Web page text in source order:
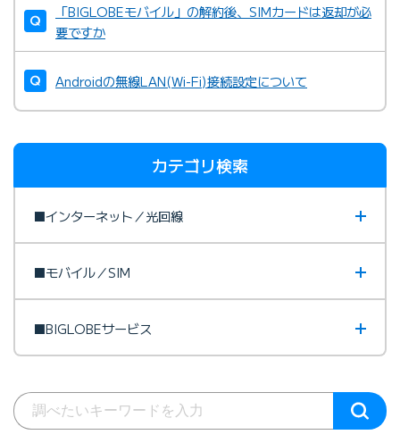
「BIGLOBEモバイル」の解約後、SIMカードは返却が必
要ですか
Androidの無線LAN(Wi-Fi)接続設定について
カテゴリ検索
■インターネット／光回線
■モバイル／SIM
■BIGLOBEサービス